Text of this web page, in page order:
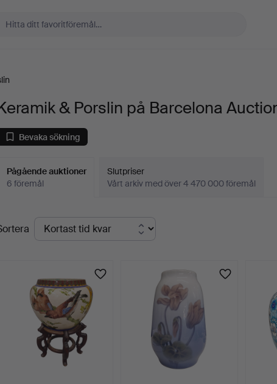
& Porslin på Barcelona
Bevaka sökning
Pågående auktioner
6 föremål
Slutpriser
Vårt arkiv med över 4 470 000 föremål
Pågående